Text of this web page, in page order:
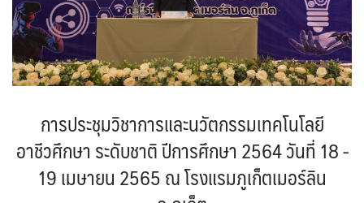
การประชุมวิชาการและนวัตกรรมเทคโนโลยี
อาชีวศึกษา ระดับชาติ ปีการศึกษา 2564 วันที่ 18 -
19 เมษายน 2565 ณ โรงแรมภูเก็ตเมอร์ลิน